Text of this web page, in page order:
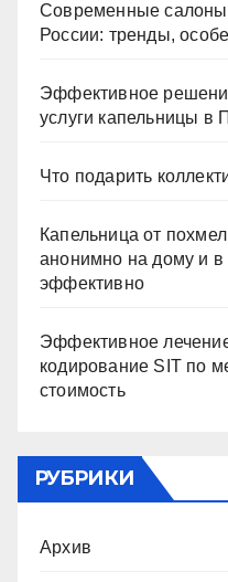
Современные
России: тренды,
Эффективное
услуги капельницы в
Что подарить
Капельница от
анонимно на дому и
эффективно
Эффективное
кодирование SIT по
стоимость
РУБРИКИ
Архив